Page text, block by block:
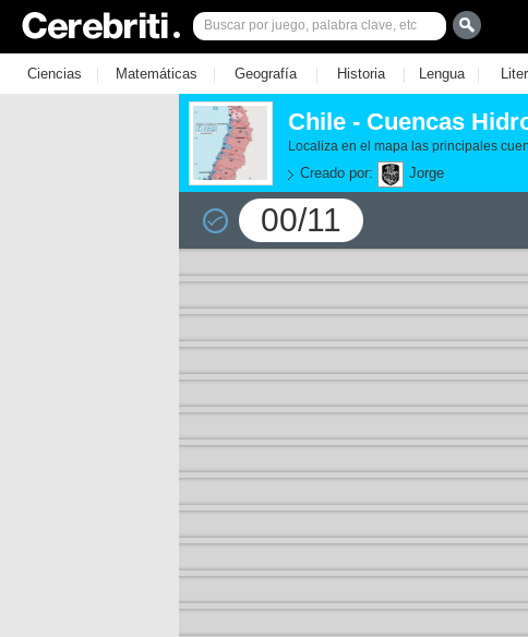
Ciencias | Matemáticas | Geografía | Historia | Lengua |
Chile - Cuencas
Localiza en el mapa las principales
Creado por: Jorge
00/11